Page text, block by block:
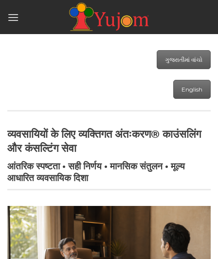
ગુજરાતીમાં વાંચો
English
व्यवसायियों के लिए व्यक्तिगत अंतःकरण® काउंसलिंग
और कंसल्टिंग सेवा
आंतरिक स्पष्टता • सही निर्णय • मानसिक संतुलन • मूल्य
आधारित व्यवसायिक दिशा